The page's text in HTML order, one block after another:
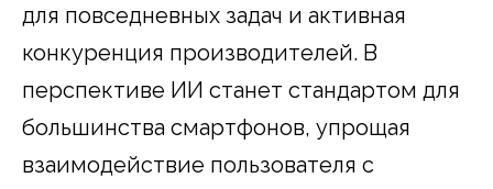
для повседневных задач и активная
конкуренция производителей. В
перспективе ИИ станет стандартом для
большинства смартфонов, упрощая
взаимодействие пользователя с